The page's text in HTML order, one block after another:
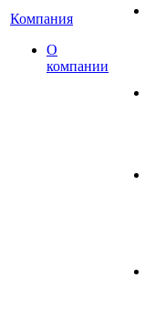
Компания
О
компании